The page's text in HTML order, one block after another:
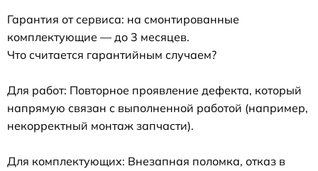
Гарантия от сервиса: на смонтированные
комплектующие — до 3 месяцев.
Что считается гарантийным случаем?
Для работ: Повторное проявление дефекта, который
напрямую связан с выполненной работой (например,
некорректный монтаж запчасти).
Для комплектующих: Внезапная поломка, отказ в